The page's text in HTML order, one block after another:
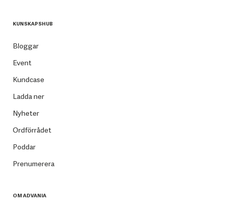
KUNSKAPSHUB
Bloggar
Event
Kundcase
Ladda ner
Nyheter
Ordförrådet
Poddar
Prenumerera
OM ADVANIA